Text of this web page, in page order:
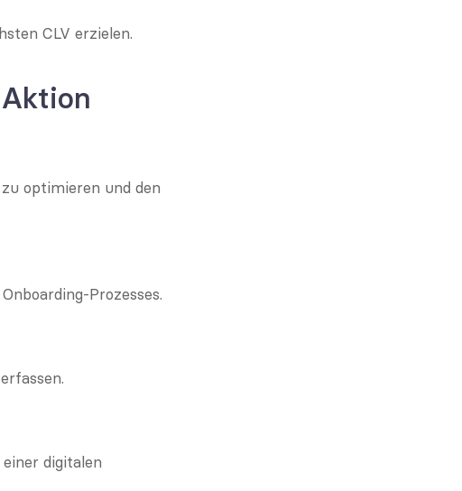
CLV erzielen.
optimieren und den
Prozesses.
digitalen